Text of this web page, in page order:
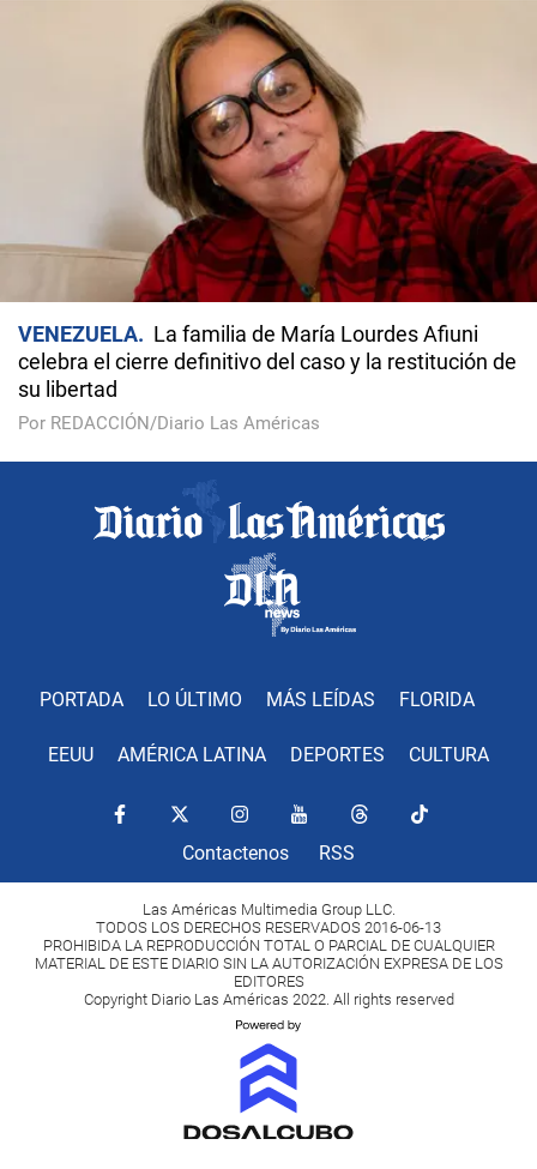
VENEZUELA
La familia de María Lourdes Afiuni
celebra el cierre definitivo del caso y la restitución de
su libertad
Por REDACCIÓN/Diario Las Américas
PORTADA LO ÚLTIMO MÁS LEÍDAS FLORIDA
EEUU AMÉRICA LATINA DEPORTES CULTURA
Contactenos RSS
Las Américas Multimedia Group LLC.
TODOS LOS DERECHOS RESERVADOS 2016-06-13
PROHIBIDA LA REPRODUCCIÓN TOTAL O PARCIAL DE CUALQUIER
MATERIAL DE ESTE DIARIO SIN LA AUTORIZACIÓN EXPRESA DE LOS
EDITORES
Copyright Diario Las Américas 2022. All rights reserved